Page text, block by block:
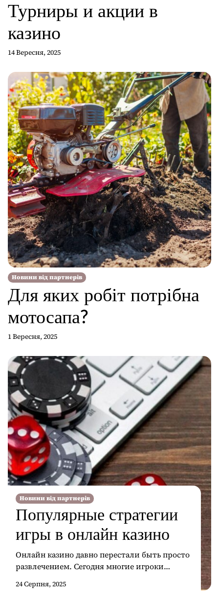
Турниры и акции в
казино
14 Вересня, 2025
Новини від партнерів
Для яких робіт потрібна
мотосапа?
1 Вересня, 2025
Новини від партнерів
Популярные стратегии
игры в онлайн казино
Онлайн казино давно перестали быть просто
развлечением. Сегодня многие игроки
разные стратегии для того, чтобы управлять
24 Серпня, 2025